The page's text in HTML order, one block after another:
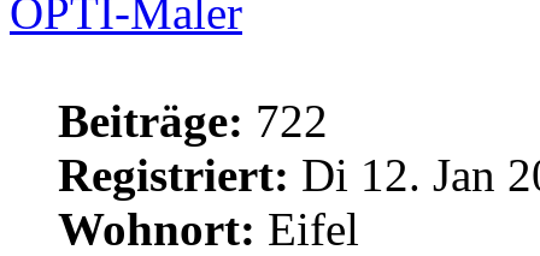
OPTI-Maler
Beiträge: 722
Registriert: Di 12. Jan
Wohnort: Eifel